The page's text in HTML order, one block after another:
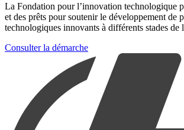
La Fondation pour l’innovation technologique
et des prêts pour soutenir le développement de
technologiques innovants à différents stades de
Consulter la démarche